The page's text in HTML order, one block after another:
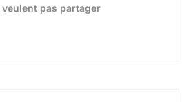
pas partager